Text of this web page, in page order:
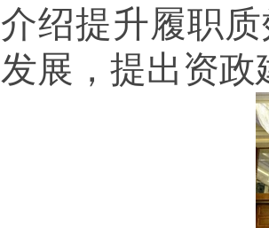
绍提升履职
展，提出资